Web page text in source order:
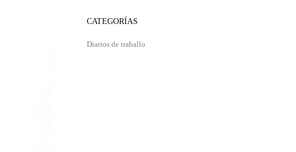
CATEGORÍAS
Diarios de traballo